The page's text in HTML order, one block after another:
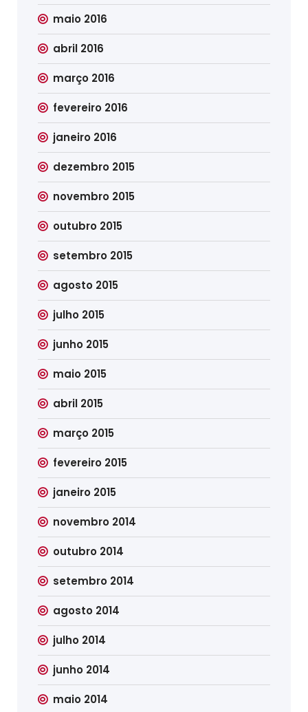
maio 2016
abril 2016
março 2016
fevereiro 2016
janeiro 2016
dezembro 2015
novembro 2015
outubro 2015
setembro 2015
agosto 2015
julho 2015
junho 2015
maio 2015
abril 2015
março 2015
fevereiro 2015
janeiro 2015
novembro 2014
outubro 2014
setembro 2014
agosto 2014
julho 2014
junho 2014
maio 2014